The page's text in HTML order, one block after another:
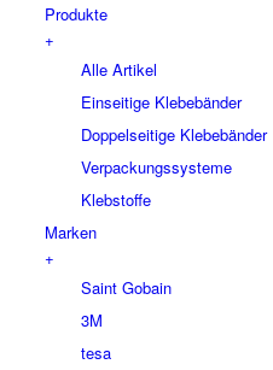
Produkte
+
Alle Artikel
Einseitige Klebebänder
Doppelseitige Klebebänder
Verpackungssysteme
Klebstoffe
Marken
+
Saint Gobain
3M
tesa